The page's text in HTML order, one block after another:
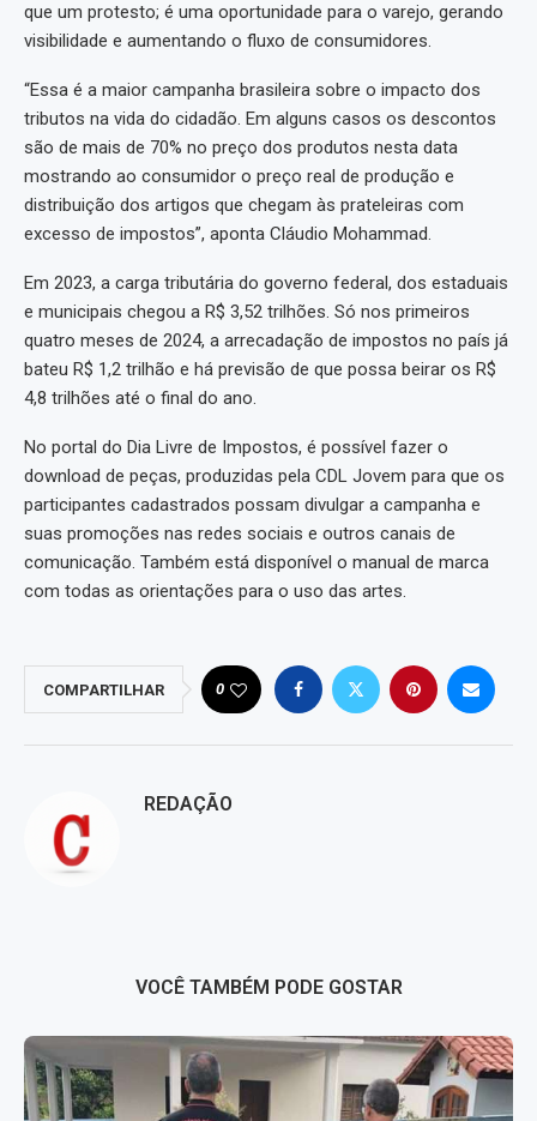
que um protesto; é uma oportunidade para o varejo, gerando
visibilidade e aumentando o fluxo de consumidores.
“Essa é a maior campanha brasileira sobre o impacto dos
tributos na vida do cidadão. Em alguns casos os descontos
são de mais de 70% no preço dos produtos nesta data
mostrando ao consumidor o preço real de produção e
distribuição dos artigos que chegam às prateleiras com
excesso de impostos”, aponta Cláudio Mohammad.
Em 2023, a carga tributária do governo federal, dos estaduais
e municipais chegou a R$ 3,52 trilhões. Só nos primeiros
quatro meses de 2024, a arrecadação de impostos no país já
bateu R$ 1,2 trilhão e há previsão de que possa beirar os R$
4,8 trilhões até o final do ano.
No portal do Dia Livre de Impostos, é possível fazer o
download de peças, produzidas pela CDL Jovem para que os
participantes cadastrados possam divulgar a campanha e
suas promoções nas redes sociais e outros canais de
comunicação. Também está disponível o manual de marca
com todas as orientações para o uso das artes.
COMPARTILHAR 0
REDAÇÃO
VOCÊ TAMBÉM PODE GOSTAR